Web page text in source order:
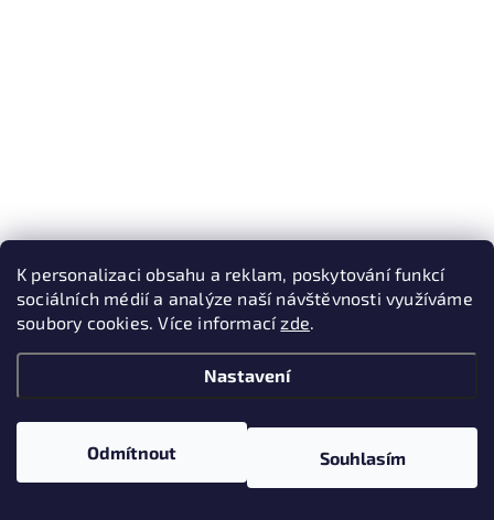
K personalizaci obsahu a reklam, poskytování funkcí
sociálních médií a analýze naší návštěvnosti využíváme
soubory cookies. Více informacízde.
Nastavení
Odmítnout Souhlasím